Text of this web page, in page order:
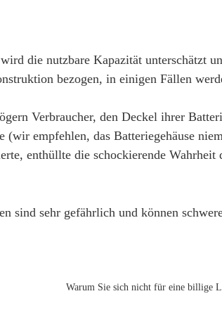
die nutzbare Kapazität unterschätzt
bezogen, in einigen Fällen
Verbraucher, den Deckel ihrer
(wir empfehlen, das Batteriegehäuse
enthüllte die schockierende
sind sehr gefährlich und können